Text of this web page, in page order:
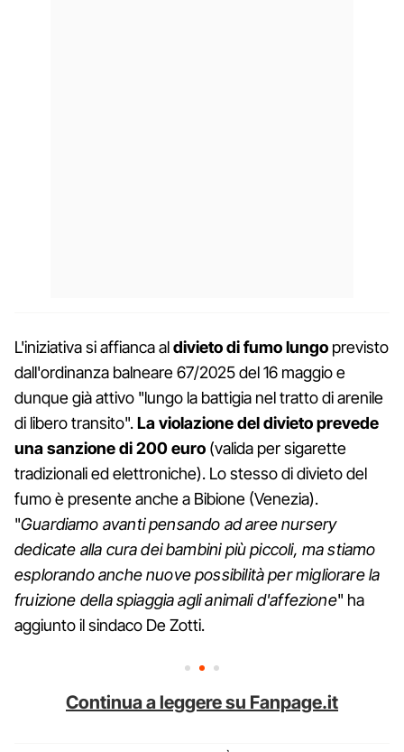
L'iniziativa si affianca aldivieto di fumo lungo previsto
dall'ordinanza balneare 67/2025 del 16 maggio e
dunque già attivo "lungo la battigia nel tratto di arenile
di libero transito".La violazione del divieto prevede
unasanzione di 200 euro (valida per sigarette
tradizionali ed elettroniche). Lo stesso di divieto del
fumo è presente anche a Bibione (Venezia).
"Guardiamo avanti pensando ad aree nursery
dedicate alla cura dei bambini più piccoli, ma stiamo
esplorando anche nuove possibilità per migliorare la
fruizione della spiaggia agli animali d'affezione" ha
aggiunto il sindaco De Zotti.
Continua a leggere su Fanpage.it